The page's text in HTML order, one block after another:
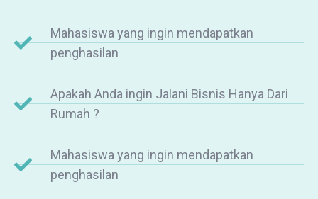
Mahasiswa yang ingin mendapatkan
penghasilan
Apakah Anda ingin Jalani Bisnis Hanya Dari
Rumah ?
Mahasiswa yang ingin mendapatkan
penghasilan